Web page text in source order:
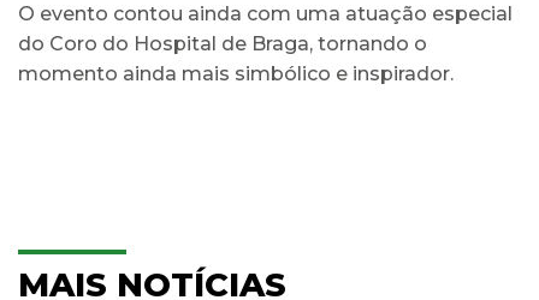
O evento contou ainda com uma atuação especial
do Coro do Hospital de Braga, tornando o
momento ainda mais simbólico e inspirador.
MAIS NOTÍCIAS